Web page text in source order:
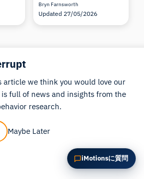
Bryn Farnsworth
Updated 27/05/2026
these
と
Androidで利用可能になりま
iMotionsに質問
article we think you would love our
full of news and insights from the
research.
Maybe Later